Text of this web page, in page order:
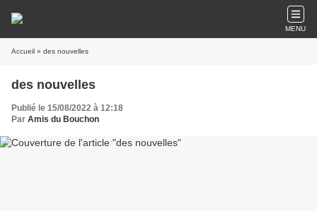
MENU
Accueil » des nouvelles
des nouvelles
Publié le 15/08/2022 à 12:18
Par Amis du Bouchon